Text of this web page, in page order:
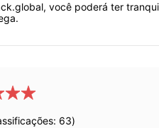
você poderá ter
63)